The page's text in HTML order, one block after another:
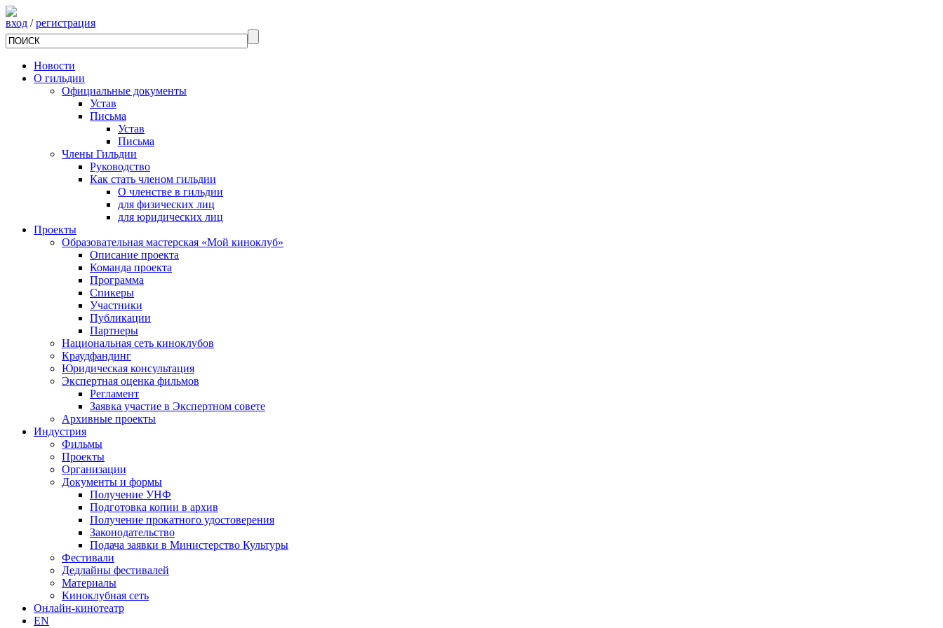
вход /регистрация
Новости
О гильдии
Официальные документы
Устав
Письма
Устав
Письма
Члены Гильдии
Руководство
Как стать членом гильдии
О членстве в гильдии
для физических лиц
для юридических лиц
Проекты
Образовательная мастерская «Мой киноклуб»
Описание проекта
Команда проекта
Программа
Спикеры
Участники
Публикации
Партнеры
Национальная сеть киноклубов
Краудфандинг
Юридическая консультация
Экспертная оценка фильмов
Регламент
Заявка участие в Экспертном совете
Архивные проекты
Индустрия
Фильмы
Проекты
Организации
Документы и формы
Получение УНФ
Подготовка копии в архив
Получение прокатного удостоверения
Законодательство
Подача заявки в Министерство Культуры
Фестивали
Дедлайны фестивалей
Материалы
Киноклубная сеть
Онлайн-кинотеатр
EN